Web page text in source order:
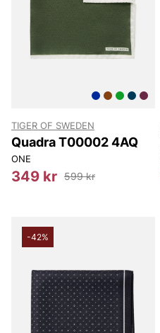
TIGER OF SWEDEN
Quadra T00002 4AQ
ONE
349 kr 599 kr
-42%